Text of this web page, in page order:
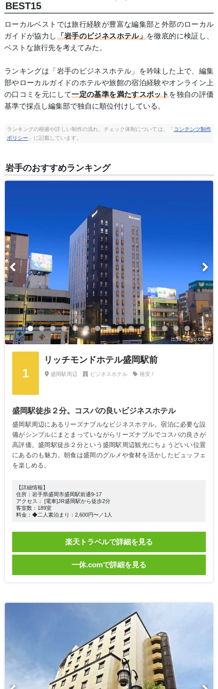
BEST15
ローカルベストでは旅行経験が豊富な編集部と外部のローカル
ガイドが協力し「岩手のビジネスホテル」を徹底的に検証し、
ベストな旅行先を考えてみた。
ランキングは「岩手のビジネスホテル」を吟味した上で、編集
部やローカルガイドのホテルや旅館の宿泊経験やオンライン上
の口コミを元にして一定の基準を満たすスポットを独自の評価
基準で採点し編集部で独自に順位付けしている。
ランキングの根拠や詳しい制作の流れ、チェック体制については、「 コンテンツ制作
ポリシー 」に記載しています。
岩手のおすすめランキング
出典：ikyu.com
1
リッチモンドホテル盛岡駅前
盛岡駅周辺 ビジネスホテル 格安 /
盛岡駅徒歩２分。コスパの良いビジネスホテル
盛岡駅周辺にあるリーズナブルなビジネスホテル。宿泊に必要な設
備がシンプルにまとまっていながらリーズナブルでコスパの良さが
高評価。盛岡駅徒歩２分という盛岡駅周辺観光にちょうどいい位置
にあるのも魅力。朝食は盛岡のグルメや食材を活かしたビュッフェ
を楽しめる。
【詳細情報】
住所：岩手県盛岡市盛岡駅前通9-17
アクセス： [電車]JR盛岡駅から徒歩2分
客室数：189室
料金：◆二人素泊まり：2,600円〜／1人
楽天トラベルで詳細を見る
一休.comで詳細を見る